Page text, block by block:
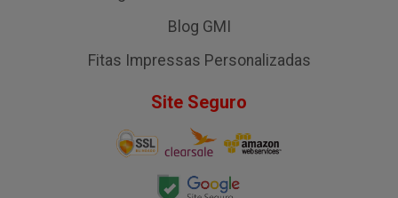
Blog GMI
Fitas Impressas Personalizadas
Site Seguro